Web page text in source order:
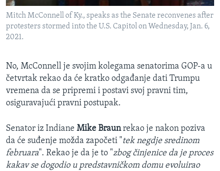
Mitch McConnell of Ky., speaks as the Senate reconvenes after
protesters stormed into the U.S. Capitol on Wednesday, Jan. 6,
2021.
No, McConnell je svojim kolegama senatorima GOP-a u
četvrtak rekao da će kratko odgađanje dati Trumpu
vremena da se pripremi i postavi svoj pravni tim,
osiguravajući pravni postupak.
Senator iz Indiane Mike Braunrekao je nakon poziva
da će suđenje možda započeti "tek negdje sredinom
februara". Rekao je da je to "zbog činjenice da je proces
kakav se dogodio u predstavničkom domu evoluirao